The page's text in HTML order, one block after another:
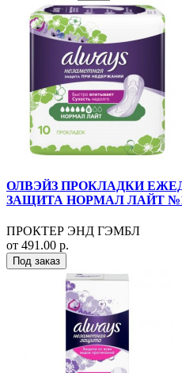
ОЛВЭЙЗ ПРОКЛАДКИ
ЗАЩИТА НОРМАЛ ЛАЙТ
ПРОКТЕР ЭНД ГЭМБЛ
от 491.00 р.
Под заказ